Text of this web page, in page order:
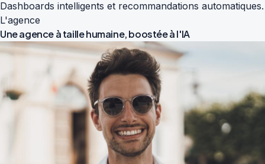
Dashboards intelligents et recommandations automatiques.
L'agence
Une agence à taille humaine,boostée à l'IA